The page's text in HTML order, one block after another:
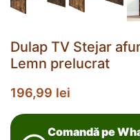
Dulap TV Stejar
Lemn prelucrat
196,99 lei
Comandă pe